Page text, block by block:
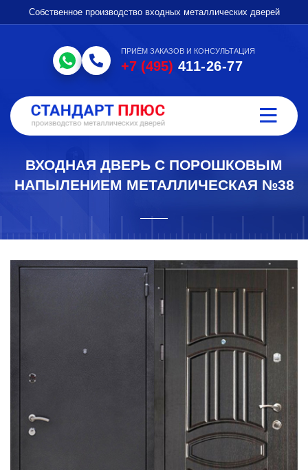
Собственное производство входных металлических дверей
ПРИЁМ ЗАКАЗОВ И КОНСУЛЬТАЦИЯ
+7 (495) 411-26-77
ВХОДНАЯ ДВЕРЬ С ПОРОШКОВЫМ
НАПЫЛЕНИЕМ МЕТАЛЛИЧЕСКАЯ №38